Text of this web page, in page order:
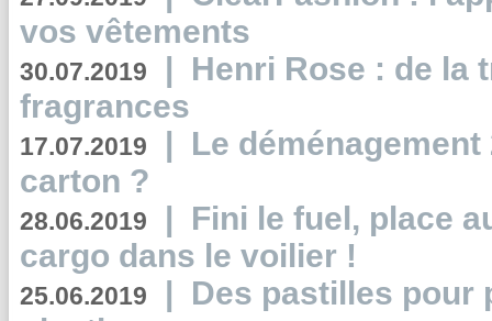
vos vêtements
30.07.2019 | Henri Rose : de la
fragrances
17.07.2019 | Le
carton ?
28.06.2019 | Fini le fuel, place
cargo dans le voilier !
25.06.2019 | Des pastilles pour